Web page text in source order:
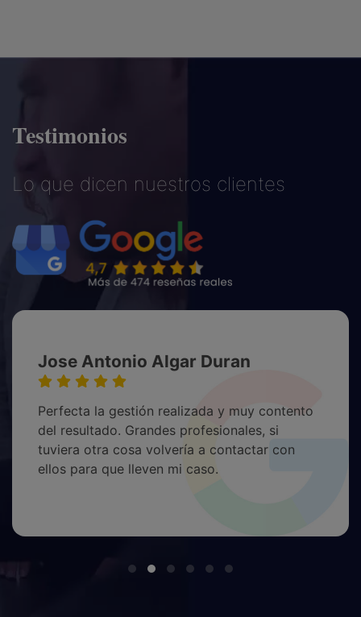
Testimonios
Lo que dicen nuestros clientes
Jose Antonio Algar Duran
Perfecta la gestión realizada y muy contento
del resultado. Grandes profesionales, si
tuviera otra cosa volvería a contactar con
ellos para que lleven mi caso.